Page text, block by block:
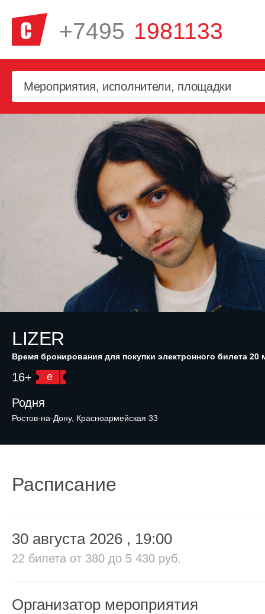
+7495 1981133
LIZER
Время бронирования для покупки электронного билета 20
16+ e
Родня
Ростов-на-Дону, Красноармейская 33
Расписание
30 августа 2026 , 19:00
22 билета от 380 до 5 430 руб.
Организатор мероприятия